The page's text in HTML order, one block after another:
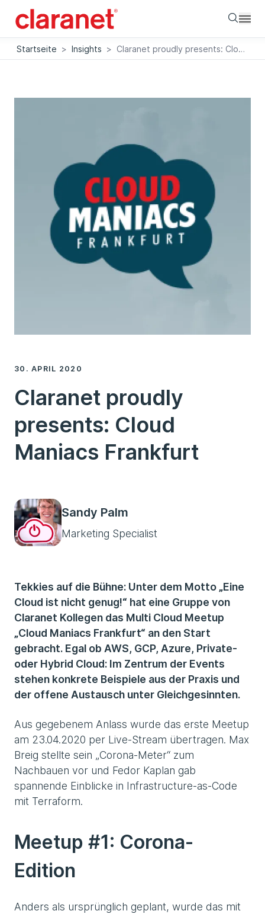
Startseite > Insights > Claranet proudly presents: Cloud Maniacs Frankfurt
30. APRIL 2020
Claranet proudly
presents: Cloud
Maniacs Frankfurt
Sandy Palm
Marketing Specialist
Tekkies auf die Bühne: Unter dem Motto „Eine
Cloud ist nicht genug!“ hat eine Gruppe von
Claranet Kollegen das Multi Cloud Meetup
„Cloud Maniacs Frankfurt“ an den Start
gebracht. Egal ob AWS, GCP, Azure, Private-
oder Hybrid Cloud: Im Zentrum der Events
stehen konkrete Beispiele aus der Praxis und
der offene Austausch unter Gleichgesinnten.
Aus gegebenem Anlass wurde das erste Meetup
am 23.04.2020 per Live-Stream übertragen. Max
Breig stellte sein „Corona-Meter“ zum
Nachbauen vor und Fedor Kaplan gab
spannende Einblicke in Infrastructure-as-Code
mit Terraform.
Meetup #1: Corona-
Edition
Anders als ursprünglich geplant, wurde das mit